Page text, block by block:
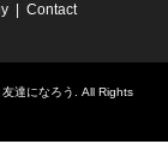
Contact
達になろう. All Rights